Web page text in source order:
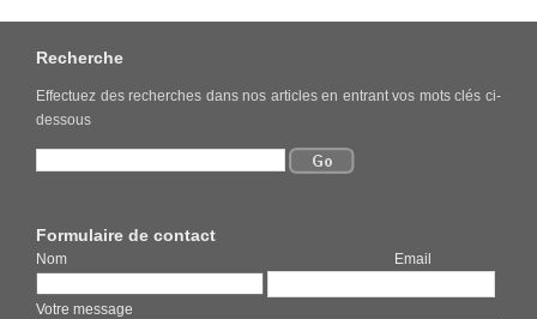
Recherche
Effectuez des recherches dans nos articles en entrant vos mots clés ci-
dessous
Formulaire de contact
Nom Email
Votre message